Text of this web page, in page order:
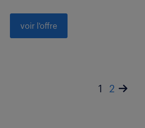
voir l'offre
1 2